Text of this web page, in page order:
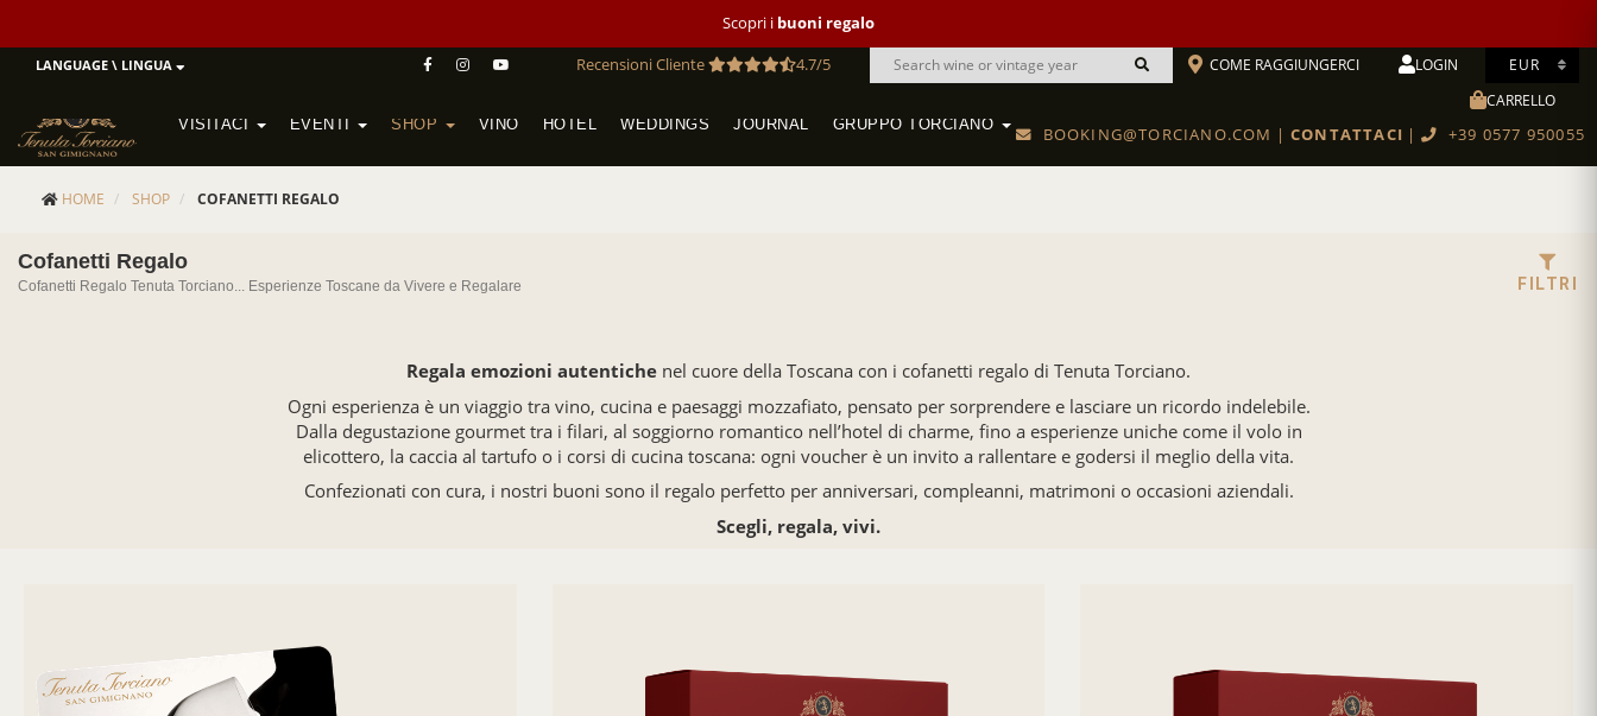
Scopri i buoni regalo
LANGUAGE \ LINGUA Recensioni Cliente 4.7/5 COME RAGGIUNGERCI
LOGIN
CARRELLO
VISITACI EVENTI SHOP VINO HOTEL WEDDINGS JOURNAL GRUPPO TORCIANO
Cantina toscana con vendita diretta di vini ed esperienze in tutta Italia
BOOKING@TORCIANO.COM | CONTATTACI | +39 0577 950055
HOME SHOP COFANETTI REGALO
Cofanetti Regalo
Cofanetti Regalo Tenuta Torciano... Esperienze Toscane da Vivere e Regalare FILTRI
Regala emozioni autentiche nel cuore della Toscana con i cofanetti regalo di Tenuta Torciano.
Ogni esperienza è un viaggio tra vino, cucina e paesaggi mozzafiato, pensato per sorprendere e lasciare un ricordo indelebile.
Dalla degustazione gourmet tra i filari, al soggiorno romantico nell’hotel di charme, fino a esperienze uniche come il volo in
elicottero, la caccia al tartufo o i corsi di cucina toscana: ogni voucher è un invito a rallentare e godersi il meglio della vita.
Confezionati con cura, i nostri buoni sono il regalo perfetto per anniversari, compleanni, matrimoni o occasioni aziendali.
Scegli, regala, vivi.